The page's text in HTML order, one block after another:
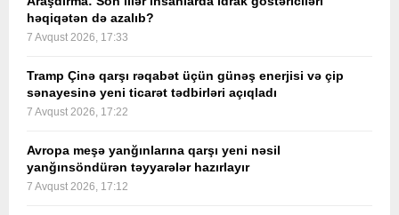
həqiqətən də azalıb?
7 Avqust 2026, 17:33
Tramp Çinə qarşı rəqabət üçün günəş enerjisi və çip
sənayesinə yeni ticarət tədbirləri açıqladı
7 Avqust 2026, 17:22
Avropa meşə yanğınlarına qarşı yeni nəsil
yanğınsöndürən təyyarələr hazırlayır
7 Avqust 2026, 17:12